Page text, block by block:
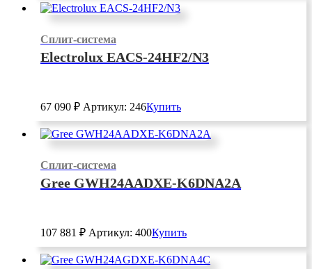
Сплит-система
Electrolux EACS-24HF2/N3
67 090 ₽ Артикул: 246Купить
Сплит-система
Gree GWH24AADXE-K6DNA2A
107 881 ₽ Артикул: 400Купить